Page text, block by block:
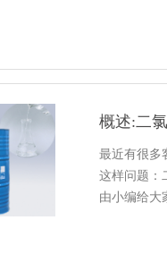
概述:二
最近有很多
这样问题：
由小编给大